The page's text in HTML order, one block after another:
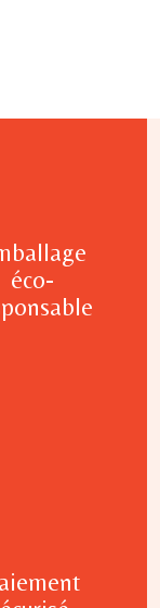
éco-